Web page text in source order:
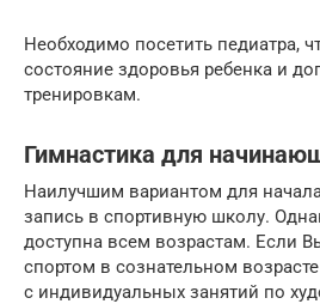
Необходимо посетить педиатра,
состояние здоровья ребенка и
тренировкам.
Гимнастика для
Наилучшим вариантом для
запись в спортивную школу.
доступна всем возрастам. Если
спортом в сознательном
с индивидуальных занятий по